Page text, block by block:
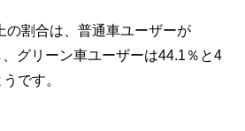
の割合は、普通車ユーザーが
グリーン車ユーザーは44.1％と4
です。